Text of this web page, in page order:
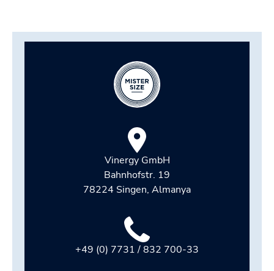
Vinergy GmbH
Bahnhofstr. 19
78224 Singen, Almanya
+49 (0) 7731 / 832 700-33